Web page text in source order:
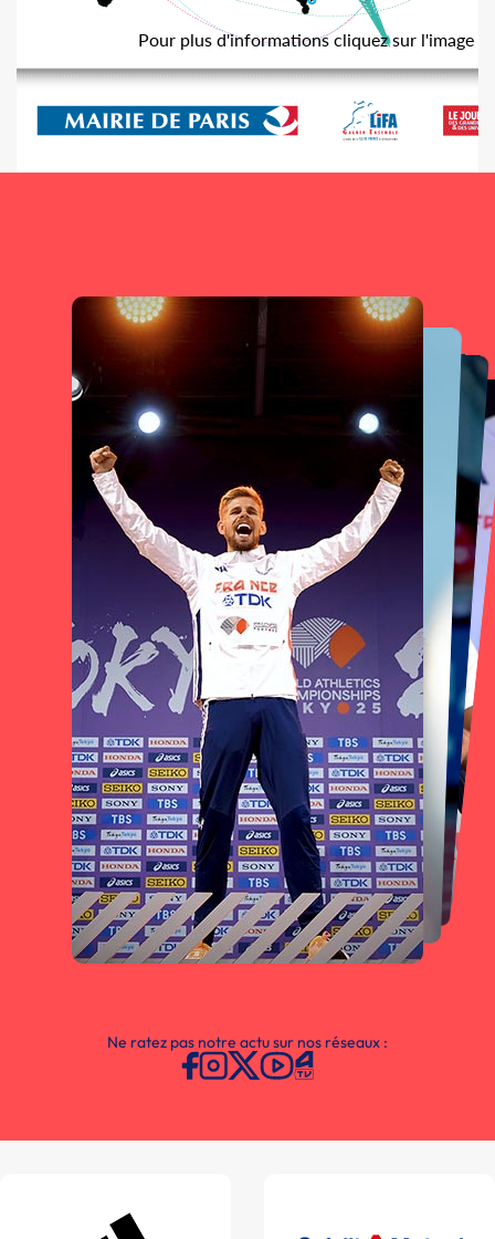
Pour plus d'informations cliquez sur l'image
Ne ratez pas notre actu sur nos réseaux :